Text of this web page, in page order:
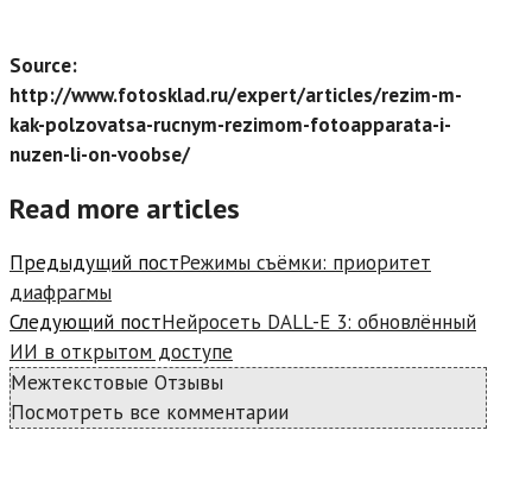
Source:
http://www.fotosklad.ru/expert/articles/rezim-m-
kak-polzovatsa-rucnym-rezimom-fotoapparata-i-
nuzen-li-on-voobse/
Read more articles
Предыдущий постРежимы съёмки: приоритет
диафрагмы
Следующий постНейросеть DALL-E 3: обновлённый
ИИ в открытом доступе
Межтекстовые Отзывы
Посмотреть все комментарии